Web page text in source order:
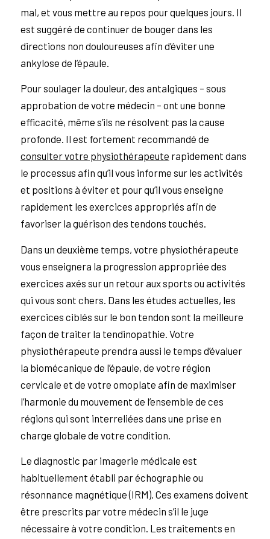
mal, et vous mettre au repos pour quelques jours. Il
est suggéré de continuer de bouger dans les
directions non douloureuses afin d’éviter une
ankylose de l’épaule.
Pour soulager la douleur, des antalgiques – sous
approbation de votre médecin – ont une bonne
efficacité, même s’ils ne résolvent pas la cause
profonde. Il est fortement recommandé de
consulter votre physiothérapeute rapidement dans
le processus afin qu’il vous informe sur les activités
et positions à éviter et pour qu’il vous enseigne
rapidement les exercices appropriés afin de
favoriser la guérison des tendons touchés.
Dans un deuxième temps, votre physiothérapeute
vous enseignera la progression appropriée des
exercices axés sur un retour aux sports ou activités
qui vous sont chers. Dans les études actuelles, les
exercices ciblés sur le bon tendon sont la meilleure
façon de traiter la tendinopathie. Votre
physiothérapeute prendra aussi le temps d’évaluer
la biomécanique de l’épaule, de votre région
cervicale et de votre omoplate afin de maximiser
l’harmonie du mouvement de l’ensemble de ces
régions qui sont interreliées dans une prise en
charge globale de votre condition.
Le diagnostic par imagerie médicale est
habituellement établi par échographie ou
résonnance magnétique (IRM). Ces examens doivent
être prescrits par votre médecin s’il le juge
nécessaire à votre condition. Les traitements en